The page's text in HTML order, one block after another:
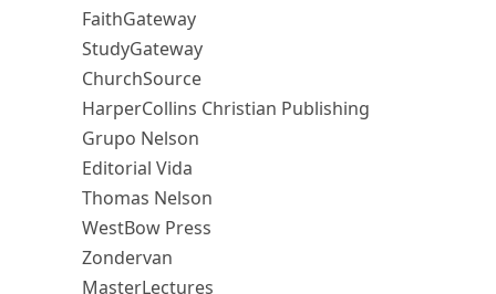
FaithGateway
StudyGateway
ChurchSource
HarperCollins Christian Publishing
Grupo Nelson
Editorial Vida
Thomas Nelson
WestBow Press
Zondervan
MasterLectures